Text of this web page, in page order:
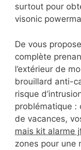
surtout pour
visonic
De vous
complète
l’extérieur de
brouillard anti-
risque
problématique :
de vacances,
mais kit alarme
zones pour une